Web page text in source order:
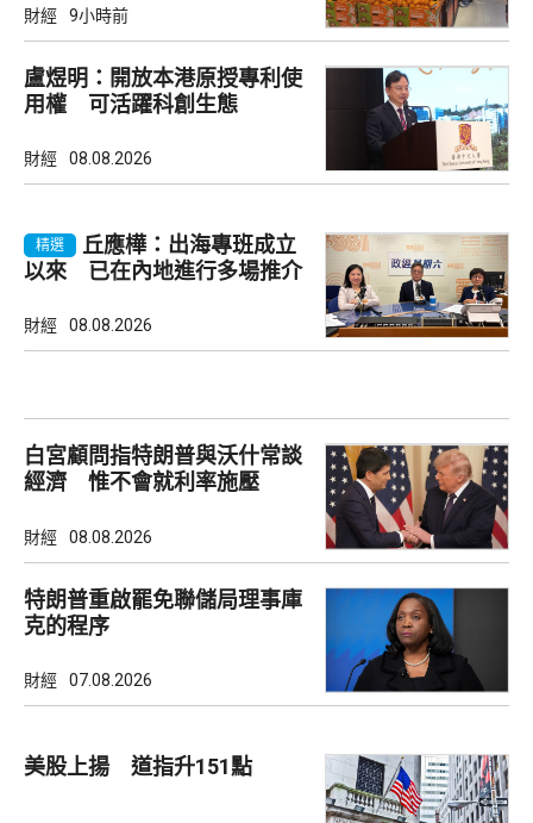
財經 9小時前
盧煜明：開放本港原授專利使
用權 可活躍科創生態
財經 08.08.2026
精選
丘應樺：出海專班成立
以來 已在內地進行多場推介
財經 08.08.2026
白宮顧問指特朗普與沃什常談
經濟 惟不會就利率施壓
財經 08.08.2026
特朗普重啟罷免聯儲局理事庫
克的程序
財經 07.08.2026
美股上揚 道指升151點